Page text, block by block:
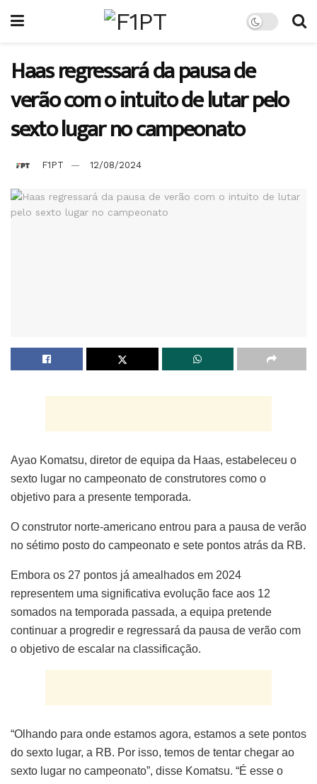
Haas regressará da pausa de
verão com o intuito de lutar pelo
sexto lugar no campeonato
F1PT 12/08/2024
Ayao Komatsu, diretor de equipa da Haas, estabeleceu o
sexto lugar no campeonato de construtores como o
objetivo para a presente temporada.
O construtor norte-americano entrou para a pausa de verão
no sétimo posto do campeonato e sete pontos atrás da RB.
Embora os 27 pontos já amealhados em 2024
representem uma significativa evolução face aos 12
somados na temporada passada, a equipa pretende
continuar a progredir e regressará da pausa de verão com
o objetivo de escalar na classificação.
“Olhando para onde estamos agora, estamos a sete pontos
do sexto lugar, a RB. Por isso, temos de tentar chegar ao
sexto lugar no campeonato”, disse Komatsu. “É esse o